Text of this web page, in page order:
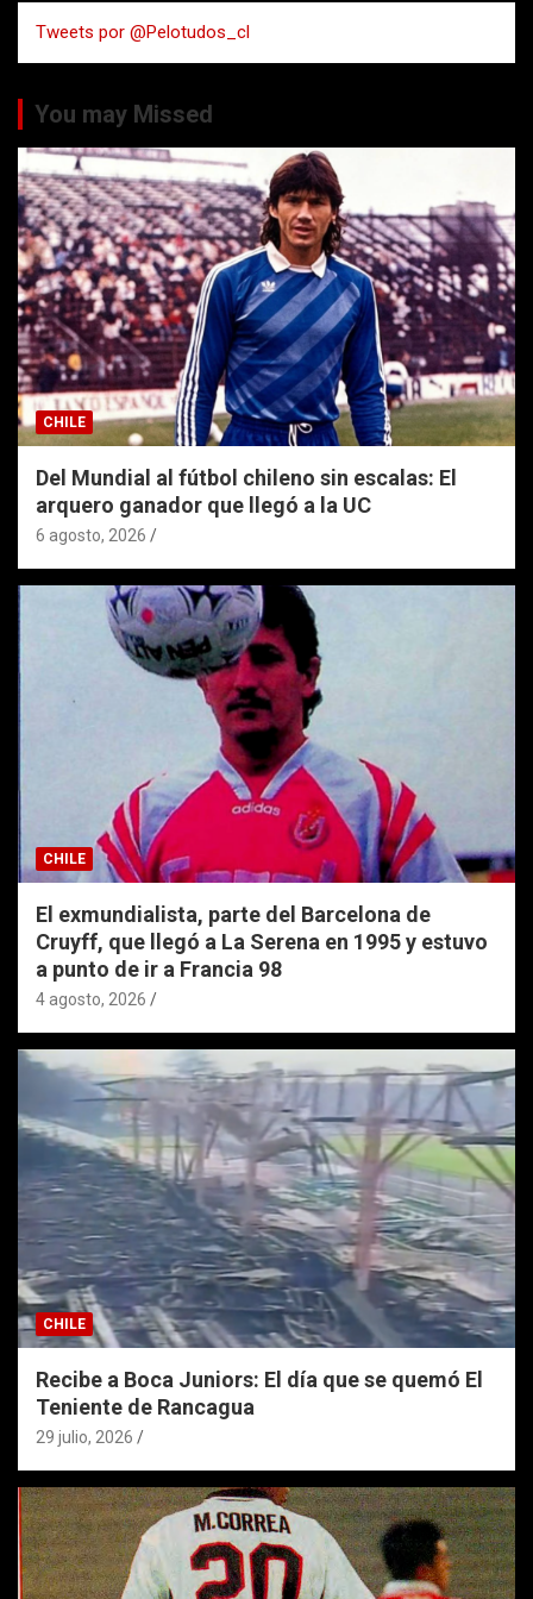
a
r
Tweets por @Pelotudos_cl
You may Missed
CHILE
Del Mundial al fútbol chileno sin escalas: El
arquero ganador que llegó a la UC
6 agosto, 2026
CHILE
El exmundialista, parte del Barcelona de
Cruyff, que llegó a La Serena en 1995 y estuvo
a punto de ir a Francia 98
4 agosto, 2026
CHILE
Recibe a Boca Juniors: El día que se quemó El
Teniente de Rancagua
29 julio, 2026